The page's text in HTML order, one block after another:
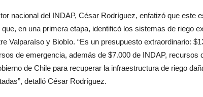
nacional del INDAP, César Rodríguez, enfatizó que este
en una primera etapa, identificó los sistemas de riego
Valparaíso y Biobío. “Es un presupuesto extraordinario:
de emergencia, además de $7.000 de INDAP, recursos
de Chile para recuperar la infraestructura de riego
detalló César Rodríguez.